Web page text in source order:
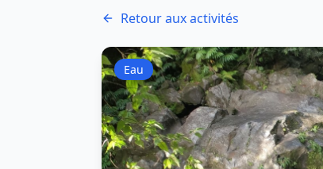
Retour aux activités
Eau